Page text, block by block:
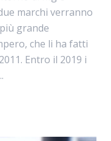
marchi verranno
grande
che li ha fatti
Entro il 2019 i